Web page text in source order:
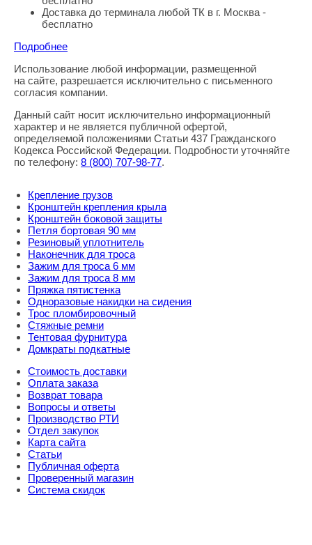
Доставка до терминала любой ТК в г. Москва -
бесплатно
Подробнее
Правовая информация
Использование любой информации, размещенной
на сайте, разрешается исключительно с письменного
согласия компании.
Данный сайт носит исключительно информационный
характер и не является публичной офертой,
определяемой положениями Статьи 437 Гражданского
Кодекса Российской Федерации. Подробности уточняйте
по телефону: 8 (800) 707-98-77.
Крепление грузов
Кронштейн крепления крыла
Кронштейн боковой защиты
Петля бортовая 90 мм
Резиновый уплотнитель
Наконечник для троса
Зажим для троса 6 мм
Зажим для троса 8 мм
Пряжка пятистенка
Одноразовые накидки на сидения
Трос пломбировочный
Стяжные ремни
Тентовая фурнитура
Домкраты подкатные
Стоимость доставки
Оплата заказа
Возврат товара
Вопросы и ответы
Производство РТИ
Отдел закупок
Карта сайта
Статьи
Публичная оферта
Проверенный магазин
Система скидок